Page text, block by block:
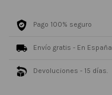
Pago 100% seguro
Envío gratis - En España
Devoluciones - 15 días.